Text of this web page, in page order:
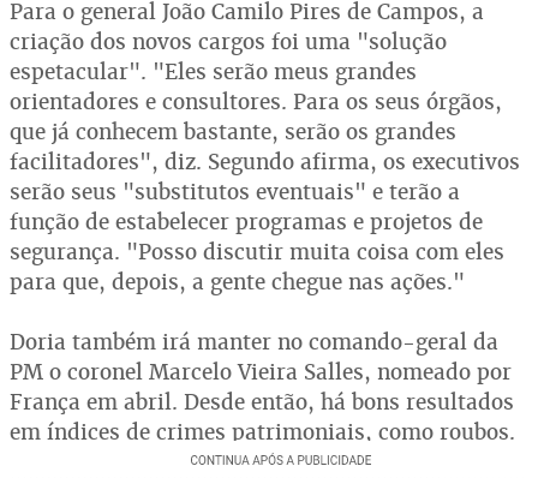
Para o general João Camilo Pires de Campos, a
criação dos novos cargos foi uma "solução
espetacular". "Eles serão meus grandes
orientadores e consultores. Para os seus órgãos,
que já conhecem bastante, serão os grandes
facilitadores", diz. Segundo afirma, os executivos
serão seus "substitutos eventuais" e terão a
função de estabelecer programas e projetos de
segurança. "Posso discutir muita coisa com eles
para que, depois, a gente chegue nas ações."
Doria também irá manter no comando-geral da
PM o coronel Marcelo Vieira Salles, nomeado por
França em abril. Desde então, há bons resultados
em índices de crimes patrimoniais, como roubos.